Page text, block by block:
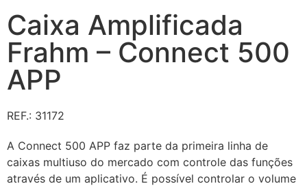
Caixa Amplificada
Frahm – Connect 500
APP
REF.: 31172
A Connect 500 APP faz parte da primeira linha de
caixas multiuso do mercado com controle das funções
através de um aplicativo. É possível controlar o volume